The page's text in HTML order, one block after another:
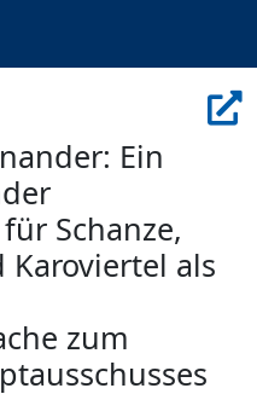
Ein
Schanze,
Karoviertel als
zum